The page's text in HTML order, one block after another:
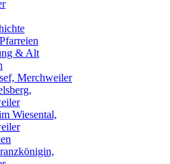
& Alt
Merchweiler
Wiesental,